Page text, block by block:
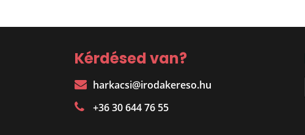
Kérdésed van?
harkacsi@irodakereso.hu
+36 30 644 76 55